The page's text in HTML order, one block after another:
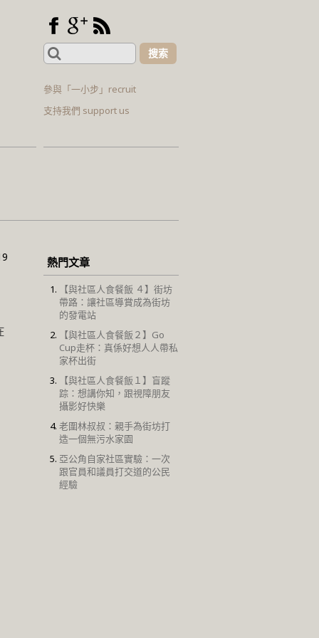
Search
for:
參與「一小步」recruit
支持我們 support us
熱門文章
【與社區人食餐飯 ４】街坊
帶路：讓社區導賞成為街坊
的發電站
【與社區人食餐飯２】Go
Cup走杯：真係好想人人帶私
家杯出街
【與社區人食餐飯１】盲蹤
踪：想講你知，跟視障朋友
攝影好快樂
老圍林叔叔：親手為街坊打
造一個無污水家園
亞公角自家社區實驗：一次
跟官員和議員打交道的公民
經驗